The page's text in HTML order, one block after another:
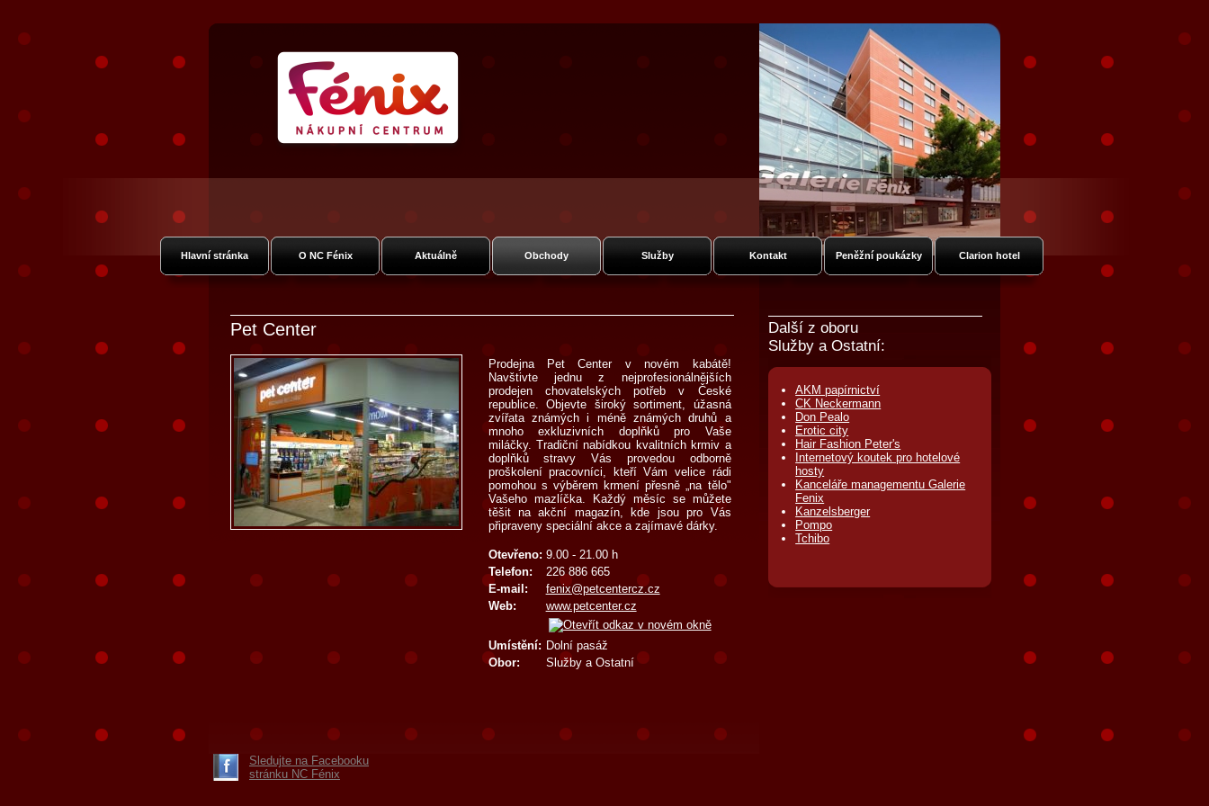
Nákupní Centrum Fénix
Vysočanská
Hlavní stránka O NC Fénix Aktuálně Obchody Služby Kontakt Peněžní poukázky Clarion hotel
Pet Center
Prodejna Pet Center v novém kabátě!
Navštivte jednu z nejprofesionálnějších
prodejen chovatelských potřeb v České
republice. Objevte široký sortiment, úžasná
zvířata známých i méně známých druhů a
mnoho exkluzivních doplňků pro Vaše
miláčky. Tradiční nabídkou kvalitních krmiv a
doplňků stravy Vás provedou odborně
proškolení pracovníci, kteří Vám velice rádi
pomohou s výběrem krmení přesně „na tělo"
Vašeho mazlíčka. Každý měsíc se můžete
těšit na akční magazín, kde jsou pro Vás
připraveny speciální akce a zajímavé dárky.
Otevřeno: 9.00 - 21.00 h
Telefon:
226 886 665
E-mail:
fenix@petcentercz.cz
Web:
www.petcenter.cz
Umístění: Dolní pasáž
Obor:
Služby a Ostatní
Další z oboru
Služby a Ostatní:
AKM papírnictví
CK Neckermann
Don Pealo
Erotic city
Hair Fashion Peter's
Internetový koutek pro hotelové
hosty
Kanceláře managementu Galerie
Fenix
Kanzelsberger
Pompo
Tchibo
Sledujte na Facebooku
stránku NC Fénix